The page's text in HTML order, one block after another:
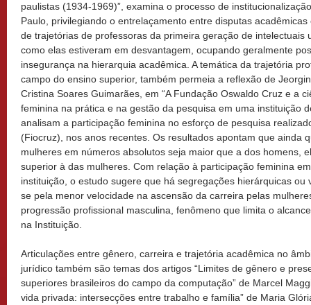
paulistas (1934-1969)”, examina o processo de
Paulo, privilegiando o entrelaçamento entre disputas
de trajetórias de professoras da primeira geração de intelectuais
como elas estiveram em desvantagem, ocupando geralmente
insegurança na hierarquia acadêmica. A temática da trajetória
campo do ensino superior, também permeia a reflexão de
Cristina Soares Guimarães, em “A Fundação Oswaldo Cruz e a
feminina na prática e na gestão da pesquisa em uma instituição
analisam a participação feminina no esforço de pesquisa
(Fiocruz), nos anos recentes. Os resultados apontam que ainda
mulheres em números absolutos seja maior que a dos homens,
superior à das mulheres. Com relação à participação feminina
instituição, o estudo sugere que há segregações hierárquicas ou
se pela menor velocidade na ascensão da carreira pelas
progressão profissional masculina, fenômeno que limita o
na Instituição.
Articulações entre gênero, carreira e trajetória acadêmica no
jurídico também são temas dos artigos “Limites de gênero e
superiores brasileiros do campo da computação” de Marcel
vida privada: intersecções entre trabalho e família” de Maria